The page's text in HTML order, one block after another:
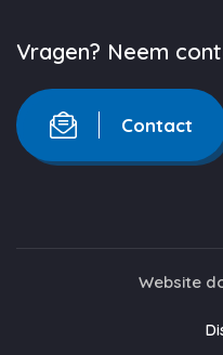
Vragen? Neem
Contact
Website